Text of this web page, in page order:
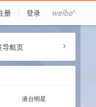
册 登录
导航页 a
港台明星